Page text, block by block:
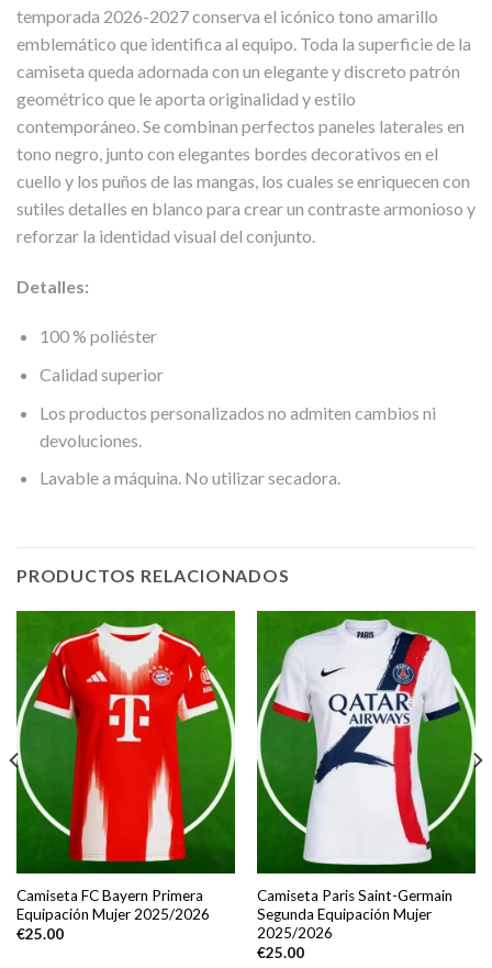
temporada 2026-2027 conserva el icónico tono amarillo
emblemático que identifica al equipo. Toda la superficie de la
camiseta queda adornada con un elegante y discreto patrón
geométrico que le aporta originalidad y estilo
contemporáneo. Se combinan perfectos paneles laterales en
tono negro, junto con elegantes bordes decorativos en el
cuello y los puños de las mangas, los cuales se enriquecen con
sutiles detalles en blanco para crear un contraste armonioso y
reforzar la identidad visual del conjunto.
Detalles:
100 % poliéster
Calidad superior
Los productos personalizados no admiten cambios ni
devoluciones.
Lavable a máquina. No utilizar secadora.
PRODUCTOS RELACIONADOS
Camiseta FC Bayern Primera
Equipación Mujer 2025/2026
€25.00
Camiseta Paris Saint-Germain
Segunda Equipación Mujer
2025/2026
€25.00